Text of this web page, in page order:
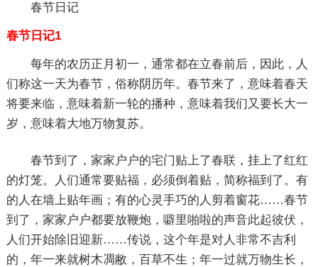
春节日记
春节日记1
每年的农历正月初一，通常都在立春前后，因此，人
们称这一天为春节，俗称阴历年。春节来了，意味着春天
将要来临，意味着新一轮的播种，意味着我们又要长大一
岁，意味着大地万物复苏。
春节到了，家家户户的宅门贴上了春联，挂上了红红
的灯笼。人们通常要贴福，必须倒着贴，简称福到了。有
的人在墙上贴年画；有的心灵手巧的人剪着窗花……春节
到了，家家户户都要放鞭炮，噼里啪啦的声音此起彼伏，
人们开始除旧迎新……传说，这个年是对人非常不吉利
的，年一来就树木凋敝，百草不生；年一过就万物生长，